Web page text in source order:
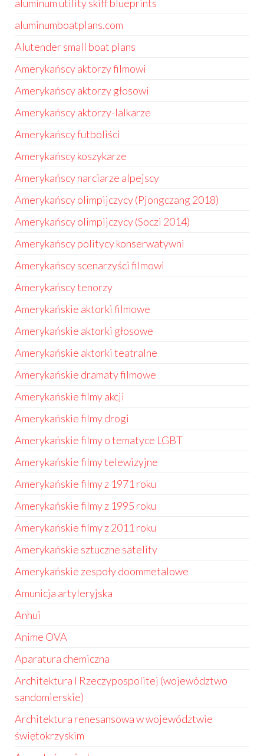
aluminum utility skiff blueprints
aluminumboatplans.com
Alutender small boat plans
Amerykańscy aktorzy filmowi
Amerykańscy aktorzy głosowi
Amerykańscy aktorzy-lalkarze
Amerykańscy futboliści
Amerykańscy koszykarze
Amerykańscy narciarze alpejscy
Amerykańscy olimpijczycy (Pjongczang 2018)
Amerykańscy olimpijczycy (Soczi 2014)
Amerykańscy politycy konserwatywni
Amerykańscy scenarzyści filmowi
Amerykańscy tenorzy
Amerykańskie aktorki filmowe
Amerykańskie aktorki głosowe
Amerykańskie aktorki teatralne
Amerykańskie dramaty filmowe
Amerykańskie filmy akcji
Amerykańskie filmy drogi
Amerykańskie filmy o tematyce LGBT
Amerykańskie filmy telewizyjne
Amerykańskie filmy z 1971 roku
Amerykańskie filmy z 1995 roku
Amerykańskie filmy z 2011 roku
Amerykańskie sztuczne satelity
Amerykańskie zespoły doommetalowe
Amunicja artyleryjska
Anhui
Anime OVA
Aparatura chemiczna
Architektura I Rzeczypospolitej (województwo
sandomierskie)
Architektura renesansowa w województwie
świętokrzyskim